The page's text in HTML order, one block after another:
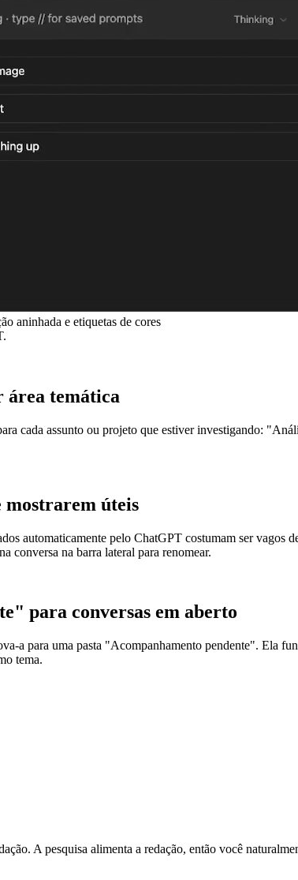
aninhada e etiquetas de cores
área temática
cada assunto ou projeto que estiver investigando:
mostrarem úteis
automaticamente pelo ChatGPT costumam ser
conversa na barra lateral para renomear.
para conversas em aberto
a para uma pasta "Acompanhamento pendente". Ela
tema.
A pesquisa alimenta a redação, então você